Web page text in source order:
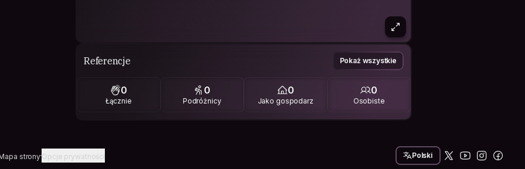
Referencje Pokaż wszystkie
0
Łącznie
0
Podróżnicy
0
Jako gospodarz
0
Osobiste
stronyOpcje prywatności Polski